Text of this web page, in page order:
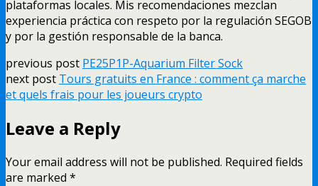
plataformas locales. Mis recomendaciones mezclan
experiencia práctica con respeto por la regulación SEGOB
y por la gestión responsable de la banca.
previous post PE25P1P-Aquarium Filter Sock
next post Tours gratuits en France : comment ça marche
et quels frais pour les joueurs crypto
Leave a Reply
Your email address will not be published. Required fields
are marked *